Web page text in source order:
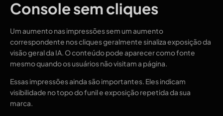
Console sem cliques
Um aumento nas impressões sem um aumento
correspondente nos cliques geralmente sinaliza exposição da
visão geral da IA. O conteúdo pode aparecer como fonte
mesmo quando os usuários não visitam a página.
Essas impressões ainda são importantes. Eles indicam
visibilidade no topo do funil e exposição repetida da sua
marca.